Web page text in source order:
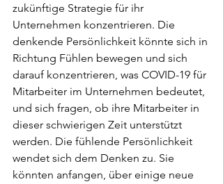
zukünftige Strategie für ihr
Unternehmen konzentrieren. Die
denkende Persönlichkeit könnte sich in
Richtung Fühlen bewegen und sich
darauf konzentrieren, was COVID-19 für
Mitarbeiter im Unternehmen bedeutet,
und sich fragen, ob ihre Mitarbeiter in
dieser schwierigen Zeit unterstützt
werden. Die fühlende Persönlichkeit
wendet sich dem Denken zu. Sie
könnten anfangen, über einige neue